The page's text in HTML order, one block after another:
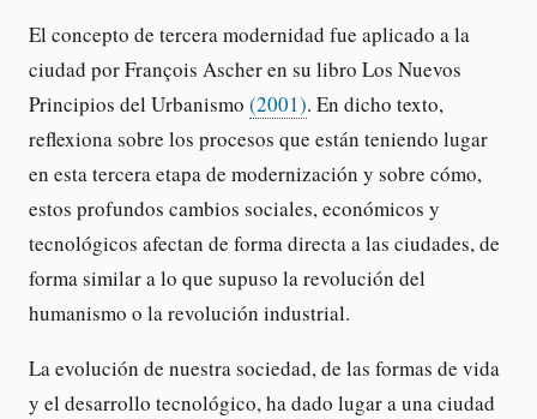
El concepto de tercera modernidad fue aplicado a la
ciudad por François Ascher en su libro Los Nuevos
Principios del Urbanismo (2001). En dicho texto,
reflexiona sobre los procesos que están teniendo lugar
en esta tercera etapa de modernización y sobre cómo,
estos profundos cambios sociales, económicos y
tecnológicos afectan de forma directa a las ciudades, de
forma similar a lo que supuso la revolución del
humanismo o la revolución industrial.
La evolución de nuestra sociedad, de las formas de vida
y el desarrollo tecnológico, ha dado lugar a una ciudad